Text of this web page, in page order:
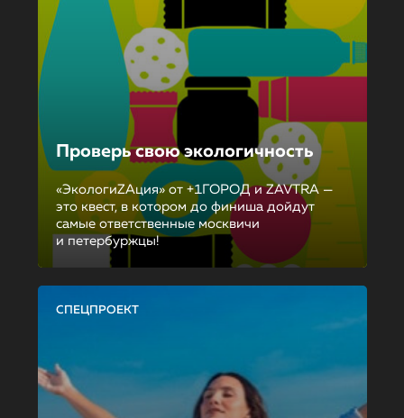
Проверь свою экологичность
«ЭкологиZAция» от +1ГОРОД и ZAVTRA —
это квест, в котором до финиша дойдут
самые ответственные москвичи
и петербуржцы!
СПЕЦПРОЕКТ